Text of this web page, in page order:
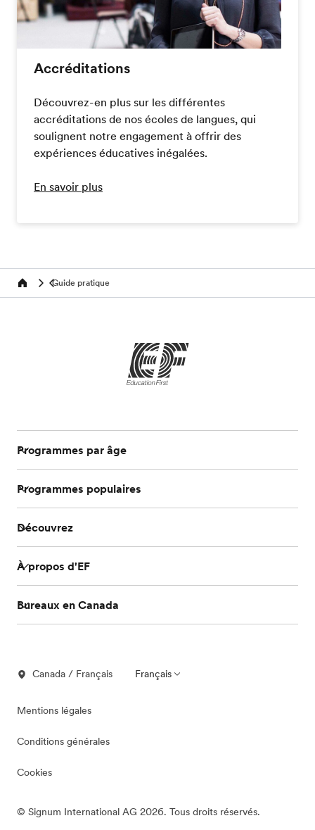
Accréditations
Découvrez-en plus sur les différentes
accréditations de nos écoles de langues, qui
soulignent notre engagement à offrir des
expériences éducatives inégalées.
En savoir plus
Home Guide pratique
Programmes par âge
Programmes populaires
Découvrez
À propos d'EF
Bureaux en Canada
Canada / Français Français
Mentions légales
Conditions générales
Cookies
© Signum International AG 2026. Tous droits réservés.